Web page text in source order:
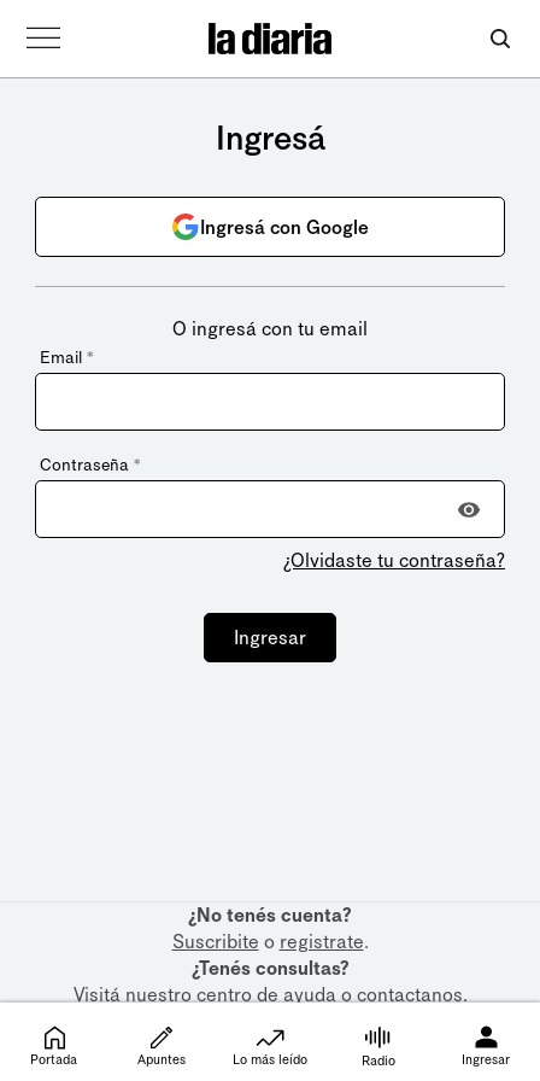
Ingresá
Ingresá con Google
O ingresá con tu email
Email *
Contraseña *
¿Olvidaste tu contraseña?
Ingresar
¿No tenés cuenta?
Suscribite o registrate.
¿Tenés consultas?
Visitá nuestrocentro de ayudaocontactanos.
Portada Apuntes Lo más leído Radio Ingresar